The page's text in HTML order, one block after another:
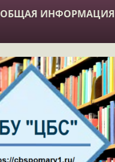
ОБЩАЯ ИНФОРМАЦИЯ